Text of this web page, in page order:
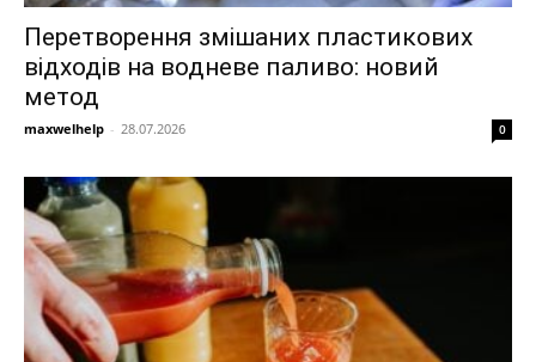
Перетворення змішаних пластикових
відходів на водневе паливо: новий
метод
maxwelhelp - 28.07.2026 0